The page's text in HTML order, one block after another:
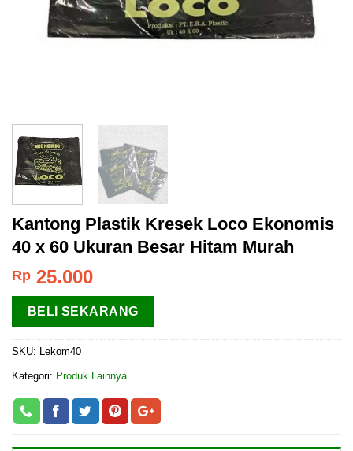
Kantong Plastik Kresek Loco Ekonomis
40 x 60 Ukuran Besar Hitam Murah
Rp 25.000
BELI SEKARANG
SKU: Lekom40
Kategori: Produk Lainnya